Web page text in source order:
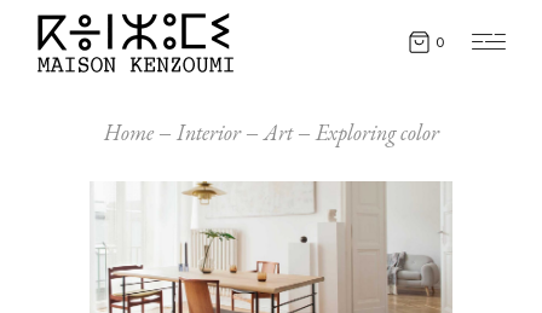
0
Home Interior Art Exploring color